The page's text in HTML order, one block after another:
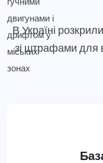
В Україні
зі штрафами для